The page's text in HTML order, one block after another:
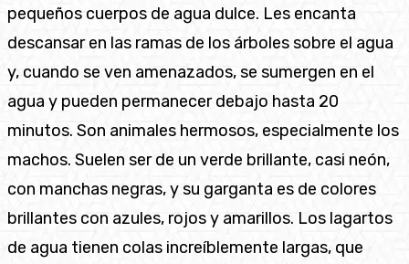
pequeños cuerpos de agua dulce. Les encanta
descansar en las ramas de los árboles sobre el agua
y, cuando se ven amenazados, se sumergen en el
agua y pueden permanecer debajo hasta 20
minutos. Son animales hermosos, especialmente los
machos. Suelen ser de un verde brillante, casi neón,
con manchas negras, y su garganta es de colores
brillantes con azules, rojos y amarillos. Los lagartos
de agua tienen colas increíblemente largas, que